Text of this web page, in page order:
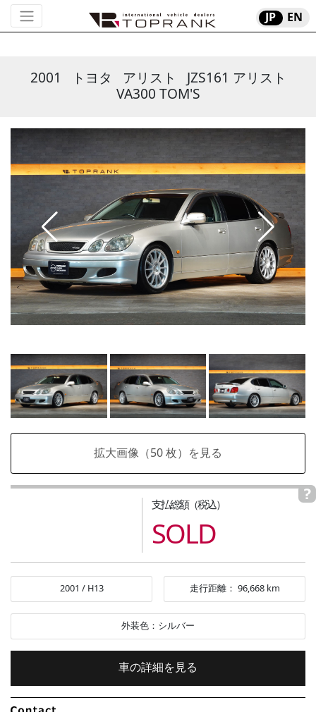
JP EN
2001 トヨタ アリスト JZS161 アリスト
VA300 TOM'S
拡大画像（50枚）を見る
支払総額（税込）
SOLD
2001 / H13 走行距離： 96,668km
外装色： シルバー
車の詳細を見る